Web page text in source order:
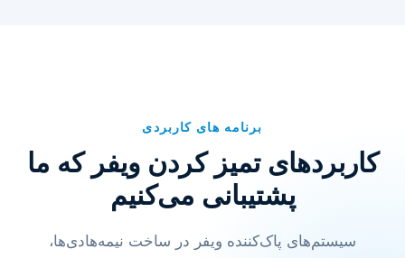
برنامه های کاربردی
کاربردهای تمیز کردن ویفر که ما
پشتیبانی می‌کنیم
سیستم‌های پاک‌کننده ویفر در ساخت نیمه‌هادی‌ها،